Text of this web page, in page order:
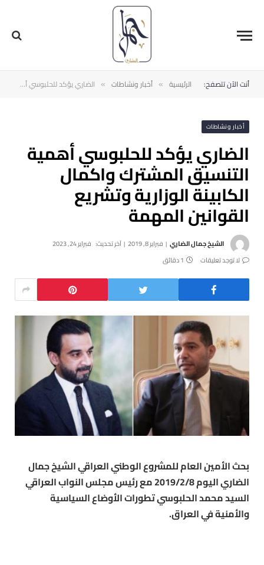
أنت الآن تتصفح: الرئيسية » أخبار ونشاطات » الضاري يؤكد للحلبوسي أهمية التنسيق المشترك واكمال الكابينة الوزارية وتشريع القوانين المهمة
أخبار ونشاطات
الضاري يؤكد للحلبوسي أهمية
التنسيق المشترك واكمال
الكابينة الوزارية وتشريع
القوانين المهمة
الشيخ جمال الضاري فبراير 8, 2019 آخر تحديث: فبراير 24, 2023
لا توجد تعليقات
1 دقائق
بحث الأمين العام للمشروع الوطني العراقي الشيخ جمال
الضاري اليوم 2019/2/8 مع رئيس مجلس النواب العراقي
السيد محمد الحلبوسي تطورات الأوضاع السياسية
والأمنية في العراق.